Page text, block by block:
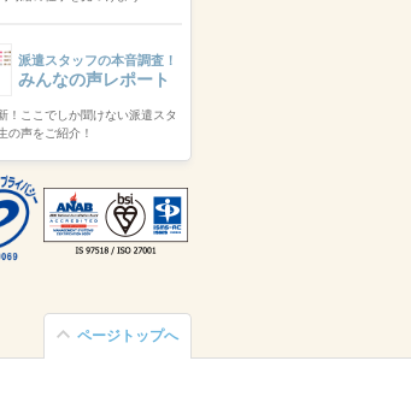
派遣スタッフの本音調査！
みんなの声レポート
！ここでしか聞けない派遣スタ
の声をご紹介！
ページトップへ